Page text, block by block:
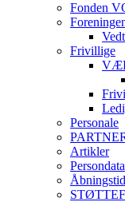
Fonden
Frivillige
Personale
Artikler
Persondata